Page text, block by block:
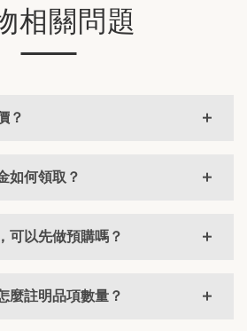
相關問題
？
如何領取？
可以先做預購嗎？
麼註明品項數量？